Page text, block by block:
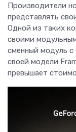
Производители
представлять
Одной из таких
своими
сменный модуль с
своей модели
превышает